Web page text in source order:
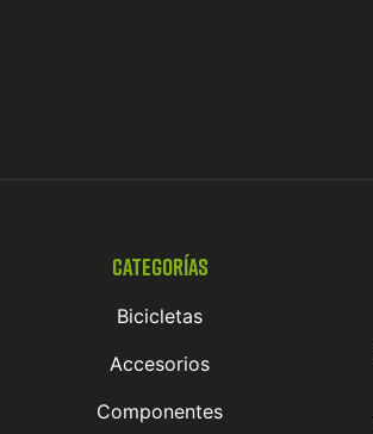
Categorías
Bicicletas
Accesorios
Componentes